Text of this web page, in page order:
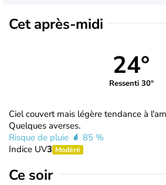
Cet après-midi
24°
Ressenti 30°
Ciel couvert mais légère tendance à
Quelques averses.
Risque de pluie
85 %
Indice UV3 Modéré
Ce soir